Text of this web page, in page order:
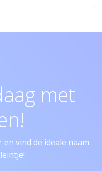
met
en vind de ideale naam